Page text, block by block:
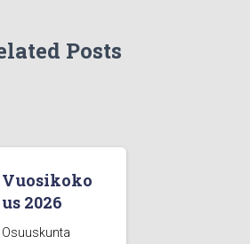
Posts
Vuosikoko
us 2026
Osuuskunta